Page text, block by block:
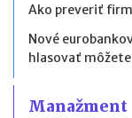
Ako preveriť
Nové
hlasovať
Manažment